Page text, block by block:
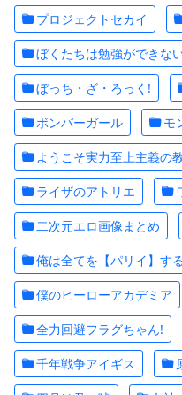
プロジェクトセカイ
ぼくたちは勉強ができな
ぼっち・ざ・ろっく!
ボンバーガール モ
ようこそ実力至上主義の
ライザのアトリエ
二次元エロ画像まとめ
俺は全てを【パリイ】す
僕のヒーローアカデミア
全力回避フラグちゃん!
千年戦争アイギス